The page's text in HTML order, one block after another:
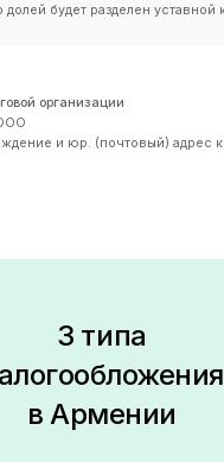
долей будет разделен уставной
организации
и юр. (почтовый) адрес
3 типа
в Армении